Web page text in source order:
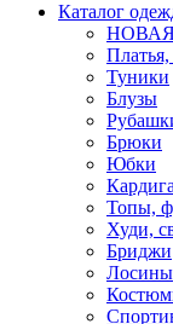
Каталог
Туники
Блузы
Брюки
Юбки
Топы,
Худи,
Бриджи
Лосины